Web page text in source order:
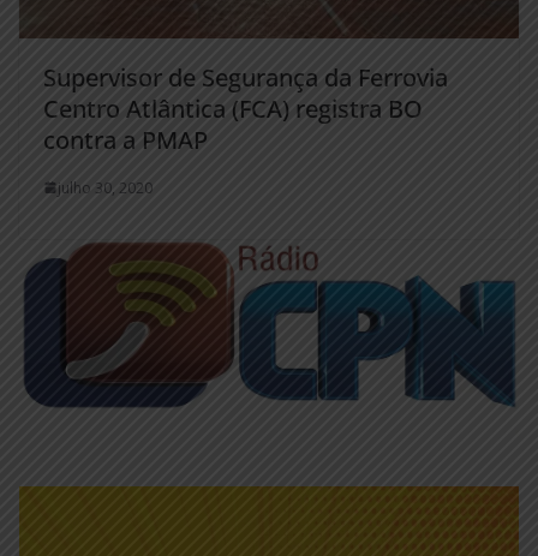
Supervisor de Segurança da Ferrovia
Centro Atlântica (FCA) registra BO
contra a PMAP
julho 30, 2020